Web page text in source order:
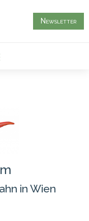
Newsletter
in Wien